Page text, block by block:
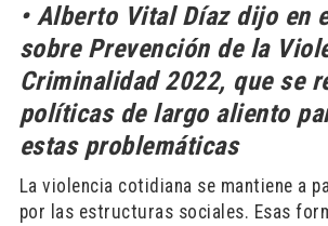
• Alberto Vital Díaz dijo en
sobre Prevención de la
Criminalidad 2022, que se
políticas de largo aliento
estas problemáticas
La violencia cotidiana se mantiene a
por las estructuras sociales. Esas